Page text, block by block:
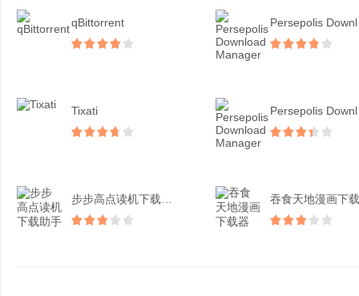
qBittorrent
Tixati
吞食天地漫画下